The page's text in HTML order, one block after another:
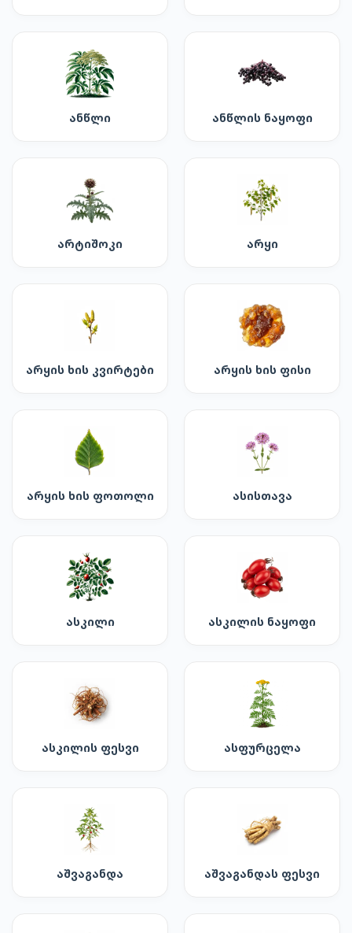
ანწლი ანწლის ნაყოფი
არტიშოკი არყი
არყის ხის კვირტები არყის ხის ფისი
არყის ხის ფოთოლი ასისთავა
ასკილი ასკილის ნაყოფი
ასკილის ფესვი ასფურცელა
აშვაგანდა აშვაგანდას ფესვი